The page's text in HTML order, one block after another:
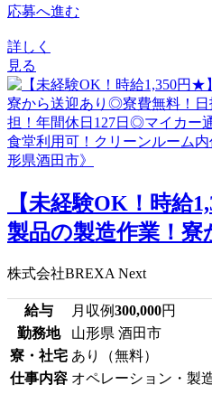
応募へ進む
詳しく
見る
【未経験OK！時給
製品の製造作業！
株式会社BREXA Next
給与 月収例300,000円
勤務地
山形県 酒田市
寮・社宅 あり（無料）
仕事内容 オペレーション・製